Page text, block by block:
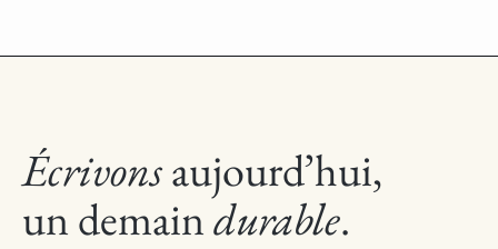
Écrivonsaujourd’hui,
un demaindurable.